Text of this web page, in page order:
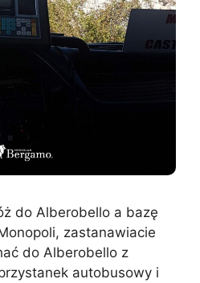
do Alberobello a bazę
zastanawiacie
do Alberobello z
autobusowy i